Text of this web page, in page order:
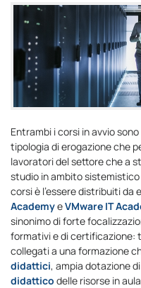
Entrambi i corsi in avvio
tipologia di erogazione che
lavoratori del settore che a
studio in ambito
corsi è l’essere distribuiti da
AcademyeVMware IT
sinonimo di forte
formativi e di certificazione:
collegati a una formazione
didattici, ampia dotazione di
didattico delle risorse in